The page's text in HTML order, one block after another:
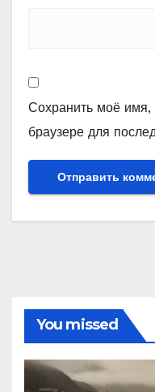
Сохранить моё имя,
браузере для
You missed